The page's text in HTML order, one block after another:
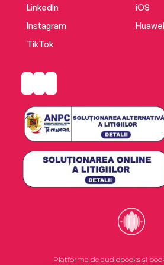
LinkedIn
Instagram
TikTok
iOS
Huawei
Platforma de audiobooks și